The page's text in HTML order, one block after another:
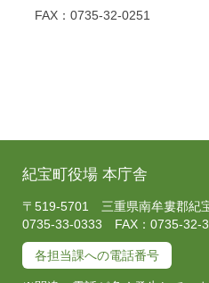
FAX：0735-32-0251
紀宝町役場 本庁舎
〒519-5701 三重県南牟婁郡
0735-33-0333 FAX：0735-32-
各担当課への電話番号